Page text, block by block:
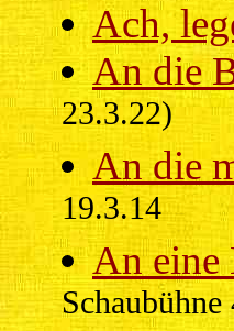
Ach,
An die
23.3.22)
An die
19.3.14
An eine